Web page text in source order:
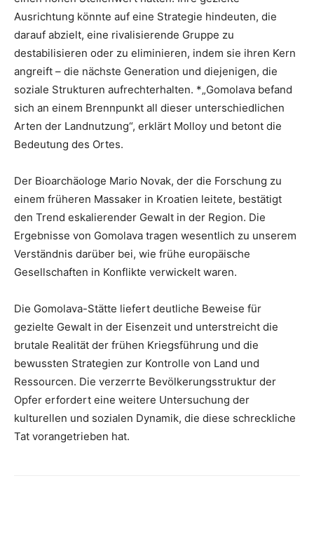
Ausrichtung könnte auf eine Strategie hindeuten, die
darauf abzielt, eine rivalisierende Gruppe zu
destabilisieren oder zu eliminieren, indem sie ihren Kern
angreift – die nächste Generation und diejenigen, die
soziale Strukturen aufrechterhalten. *„Gomolava befand
sich an einem Brennpunkt all dieser unterschiedlichen
Arten der Landnutzung“, erklärt Molloy und betont die
Bedeutung des Ortes.
Der Bioarchäologe Mario Novak, der die Forschung zu
einem früheren Massaker in Kroatien leitete, bestätigt
den Trend eskalierender Gewalt in der Region. Die
Ergebnisse von Gomolava tragen wesentlich zu unserem
Verständnis darüber bei, wie frühe europäische
Gesellschaften in Konflikte verwickelt waren.
Die Gomolava-Stätte liefert deutliche Beweise für
gezielte Gewalt in der Eisenzeit und unterstreicht die
brutale Realität der frühen Kriegsführung und die
bewussten Strategien zur Kontrolle von Land und
Ressourcen. Die verzerrte Bevölkerungsstruktur der
Opfer erfordert eine weitere Untersuchung der
kulturellen und sozialen Dynamik, die diese schreckliche
Tat vorangetrieben hat.